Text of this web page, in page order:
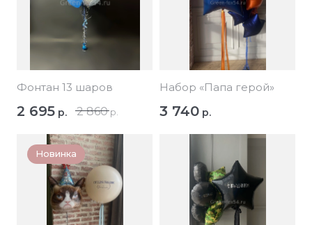
Фонтан 13 шаров
2 860 р.
2 695 р.
Набор «Папа герой»
3 740 р.
Новинка